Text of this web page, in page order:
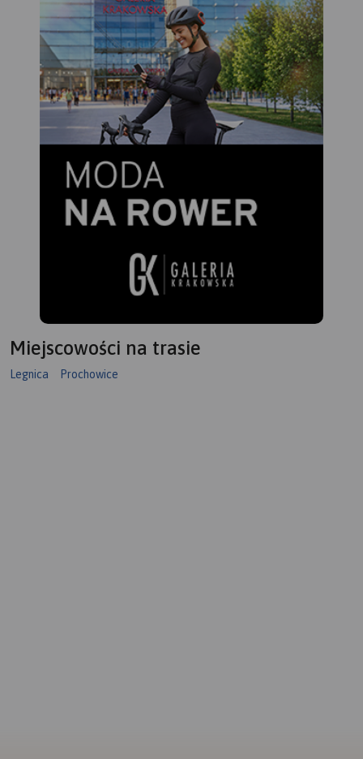
Miejscowości na trasie
Legnica Prochowice